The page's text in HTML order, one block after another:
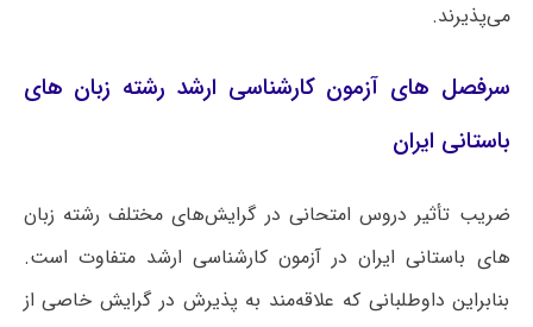
می‌پذیرند.
سرفصل های آزمون کارشناسی ارشد رشته زبان های
باستانی ایران
ضریب تأثیر دروس امتحانی در گرایش‌های مختلف رشته زبان
های باستانی ایران در آزمون کارشناسی ارشد متفاوت است.
بنابراین داوطلبانی که علاقه‌مند به پذیرش در گرایش خاصی از